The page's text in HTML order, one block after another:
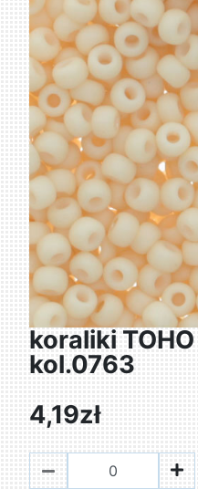
koraliki
kol.0763
4,19zł